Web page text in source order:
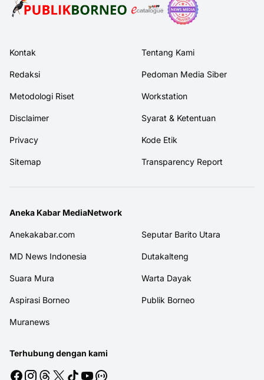
Kontak Tentang Kami
Redaksi Pedoman Media Siber
Metodologi Riset Workstation
Disclaimer Syarat & Ketentuan
Privacy Kode Etik
Sitemap Transparency Report
Aneka Kabar MediaNetwork
Anekakabar.com Seputar Barito Utara
MD News Indonesia Dutakalteng
Suara Mura Warta Dayak
Aspirasi Borneo Publik Borneo
Muranews
Terhubung dengan kami